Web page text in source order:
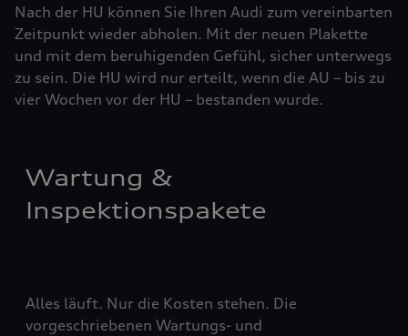
Nach der HU können Sie Ihren Audi zum vereinbarten
Zeitpunkt wieder abholen. Mit der neuen Plakette
und mit dem beruhigenden Gefühl, sicher unterwegs
zu sein. Die HU wird nur erteilt, wenn die AU – bis zu
vier ­Woch­en vor der HU – bestanden wurde.
Wartung &
Inspektionspakete
Alles läuft. Nur die Kosten stehen. Die
vorgeschriebenen Wartungs- und